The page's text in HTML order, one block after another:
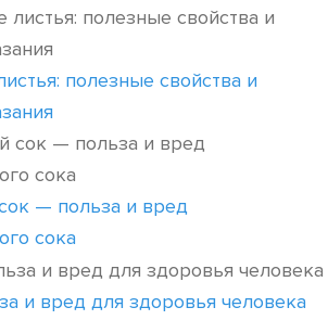
полезные свойства и
— польза и вред
сока
и вред для здоровья человека